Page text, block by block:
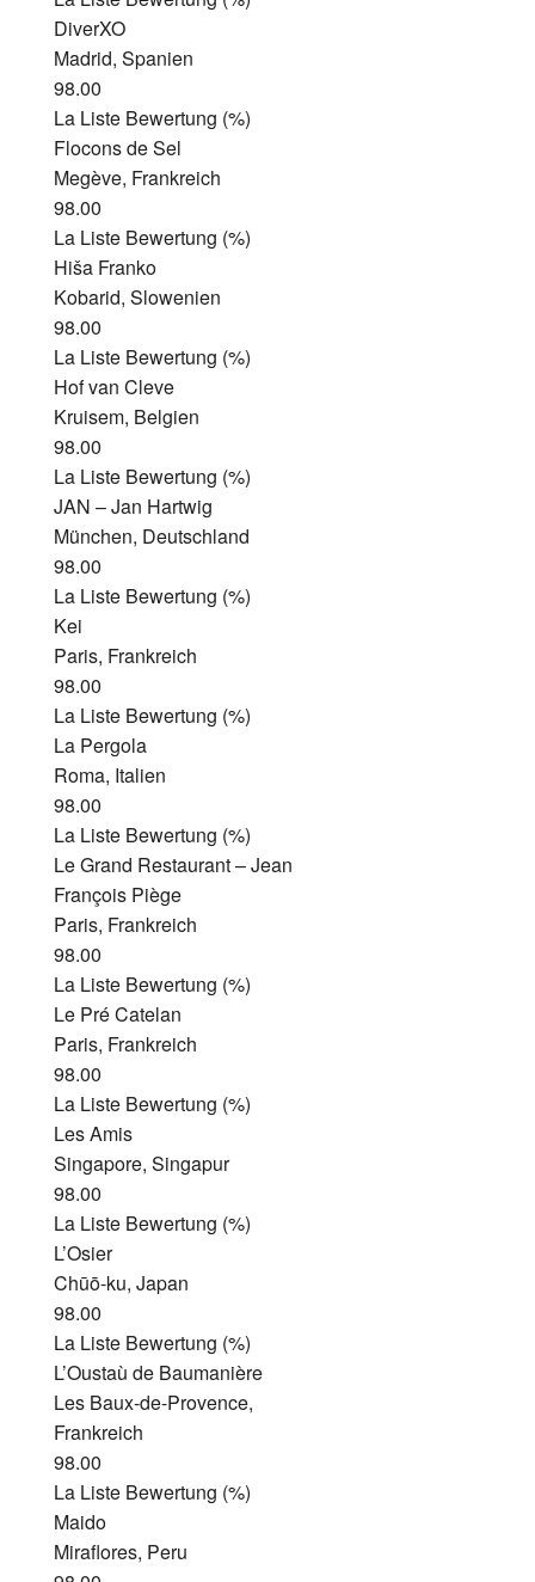
DiverXO
Madrid, Spanien
98.00
La Liste Bewertung (%)
Flocons de Sel
Megève, Frankreich
98.00
La Liste Bewertung (%)
Hiša Franko
Kobarid, Slowenien
98.00
La Liste Bewertung (%)
Hof van Cleve
Kruisem, Belgien
98.00
La Liste Bewertung (%)
JAN – Jan Hartwig
München, Deutschland
98.00
La Liste Bewertung (%)
Kei
Paris, Frankreich
98.00
La Liste Bewertung (%)
La Pergola
Roma, Italien
98.00
La Liste Bewertung (%)
Le Grand Restaurant – Jean
François Piège
Paris, Frankreich
98.00
La Liste Bewertung (%)
Le Pré Catelan
Paris, Frankreich
98.00
La Liste Bewertung (%)
Les Amis
Singapore, Singapur
98.00
La Liste Bewertung (%)
L’Osier
Chūō-ku, Japan
98.00
La Liste Bewertung (%)
L’Oustaù de Baumanière
Les Baux-de-Provence,
Frankreich
98.00
La Liste Bewertung (%)
Maido
Miraflores, Peru